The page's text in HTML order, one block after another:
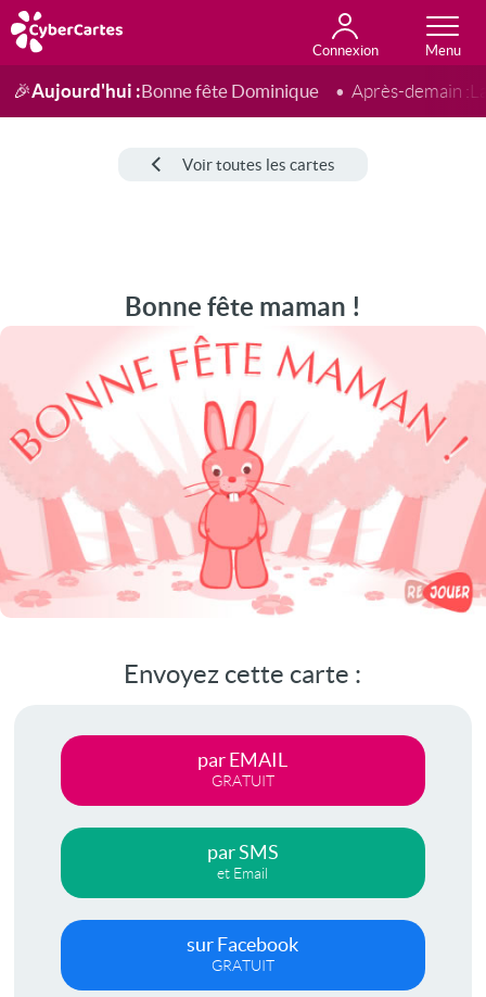
Connexion
Anniversaire
Fête du jour
Amour
Amitié
Merci
Toutes les cartes
🎉Aujourd'hui :Bonne fête Dominique Après-demain :
Voir toutes les cartes
Bonne fête maman !
Envoyez cette carte :
par EMAIL
GRATUIT
par SMS
et Email
sur Facebook
GRATUIT